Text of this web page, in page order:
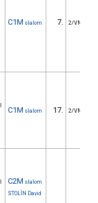
C1M slalom 7. 2/VM
C1M slalom 17. 2/VM
C2M slalom
STOLÍN David